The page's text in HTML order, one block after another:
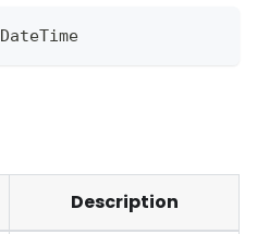
DateTime
Description